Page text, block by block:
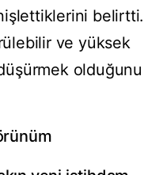
belirtti.
ve yüksek
olduğunu